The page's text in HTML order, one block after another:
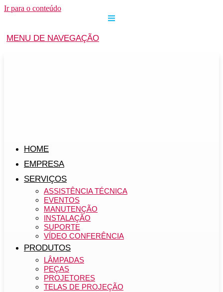
Ir para o conteúdo
MENU DE NAVEGAÇÃO
HOME
EMPRESA
SERVIÇOS
ASSISTÊNCIA TÉCNICA
EVENTOS
MANUTENÇÃO
INSTALAÇÃO
SUPORTE
VÍDEO CONFERÊNCIA
PRODUTOS
LÂMPADAS
PEÇAS
PROJETORES
TELAS DE PROJEÇÃO